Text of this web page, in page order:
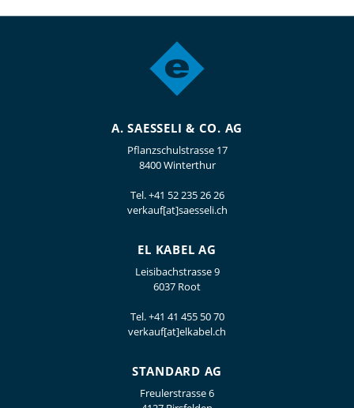
A. SAESSELI & CO. AG
Pflanzschulstrasse 17
8400 Winterthur
Tel.+41 52 235 26 26
verkauf[at]saesseli.ch
EL KABEL AG
Leisibachstrasse 9
6037 Root
Tel.+41 41 455 50 70
verkauf[at]elkabel.ch
STANDARD AG
Freulerstrasse 6